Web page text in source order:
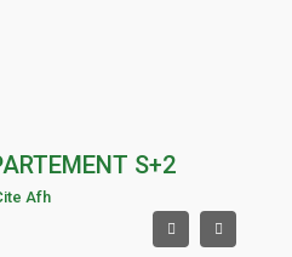
S+2
Afh